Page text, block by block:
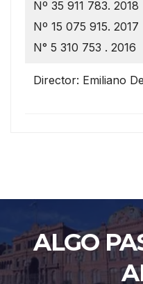
Nº 35 911 783. 2018
Nº 15 075 915. 2017
N° 5 310 753 . 2016
Director: Emiliano
ALGO